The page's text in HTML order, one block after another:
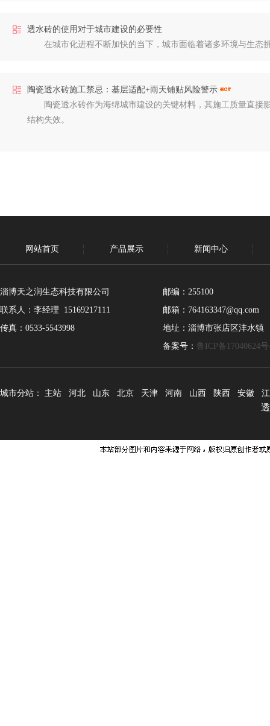
透水砖的使用对于城市建设的必要性
在城市化进程不断加快的当下，城市面临着诸多环境与生态
陶瓷透水砖施工禁忌：基层适配+雨天铺贴风险警示
陶瓷透水砖作为海绵城市建设的关键材料，其施工质量直接
结构失效。
网站首页 产品展示 新闻中心
淄博天之润生态科技有限公司
联系人：李经理 15169217111
传真：0533-5543998
邮编：255100
邮箱：764163347@qq.com
地址：淄博市张店区沣水镇
备案号： 鲁ICP备17040624
城市分站： 主站 河北 山东 北京 天津 河南 山西 陕西 安徽